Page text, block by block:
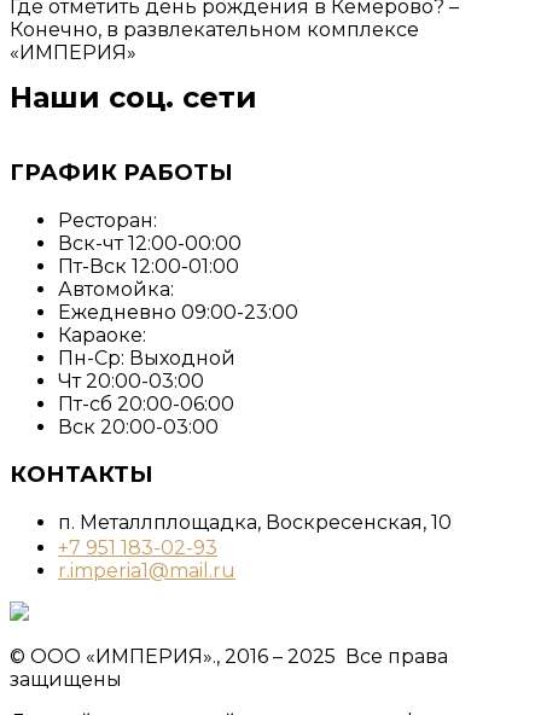
Где отметить день рождения в Кемерово? –
Конечно, в развлекательном комплексе
«ИМПЕРИЯ»
Наши соц. сети
ГРАФИК РАБОТЫ
Ресторан:
Вск-чт 12:00-00:00
Пт-Вск 12:00-01:00
Автомойка:
Ежедневно 09:00-23:00
Караоке:
Пн-Ср: Выходной
Чт 20:00-03:00
Пт-сб 20:00-06:00
Вск 20:00-03:00
КОНТАКТЫ
п. Металлплощадка, ​Воскресенская, 10​
+7 951 183-02-93
r.imperia1@mail.ru
© ООО «ИМПЕРИЯ»., 2016 – 2025 Все права
защищены